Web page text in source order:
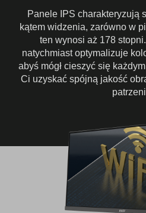
Panele IPS charakteryzują
kątem widzenia, zarówno w
ten wynosi aż 178
natychmiast optymalizuje
abyś mógł cieszyć się
Ci uzyskać spójną jakość